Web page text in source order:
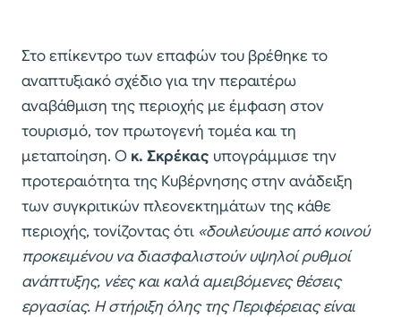
Στο επίκεντρο των επαφών του βρέθηκε το
αναπτυξιακό σχέδιο για την περαιτέρω
αναβάθμιση της περιοχής με έμφαση στον
τουρισμό, τον πρωτογενή τομέα και τη
μεταποίηση. Ο κ. Σκρέκας υπογράμμισε την
προτεραιότητα της Κυβέρνησης στην ανάδειξη
των συγκριτικών πλεονεκτημάτων της κάθε
περιοχής, τονίζοντας ότι «δουλεύουμε από κοινού
προκειμένου να διασφαλιστούν υψηλοί ρυθμοί
ανάπτυξης, νέες και καλά αμειβόμενες θέσεις
εργασίας. Η στήριξη όλης της Περιφέρειας είναι